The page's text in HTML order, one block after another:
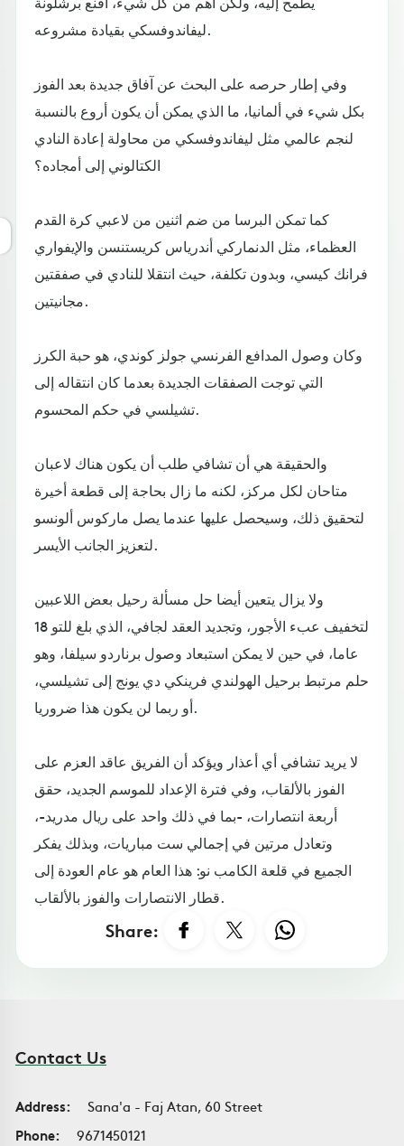
ليفاندوفسكي بقيادة مشروعه.
وفي إطار حرصه على البحث عن آفاق جديدة بعد الفوز
بكل شيء في ألمانيا، ما الذي يمكن أن يكون أروع بالنسبة
لنجم عالمي مثل ليفاندوفسكي من محاولة إعادة النادي
الكتالوني إلى أمجاده؟
كما تمكن البرسا من ضم اثنين من لاعبي كرة القدم
العظماء، مثل الدنماركي أندرياس كريستنسن والإيفواري
فرانك كيسي، وبدون تكلفة، حيث انتقلا للنادي في صفقتين
مجانيتين.
وكان وصول المدافع الفرنسي جولز كوندي، هو حبة الكرز
التي توجت الصفقات الجديدة بعدما كان انتقاله إلى
تشيلسي في حكم المحسوم.
والحقيقة هي أن تشافي طلب أن يكون هناك لاعبان
متاحان لكل مركز، لكنه ما زال بحاجة إلى قطعة أخيرة
لتحقيق ذلك، وسيحصل عليها عندما يصل ماركوس ألونسو
لتعزيز الجانب الأيسر.
ولا يزال يتعين أيضا حل مسألة رحيل بعض اللاعبين
لتخفيف عبء الأجور، وتجديد العقد لجافي، الذي بلغ للتو 18
عاما، في حين لا يمكن استبعاد وصول برناردو سيلفا، وهو
حلم مرتبط برحيل الهولندي فرينكي دي يونج إلى تشيلسي،
أو ربما لن يكون هذا ضروريا.
لا يريد تشافي أي أعذار ويؤكد أن الفريق عاقد العزم على
الفوز بالألقاب، وفي فترة الإعداد للموسم الجديد، حقق
أربعة انتصارات، -بما في ذلك واحد على ريال مدريد-،
وتعادل مرتين في إجمالي ست مباريات، وبذلك يفكر
الجميع في قلعة الكامب نو: هذا العام هو عام العودة إلى
قطار الانتصارات والفوز بالألقاب.
Share:
Contact Us
Address:
Sana'a - Faj Atan, 60 Street
Phone:
9671450121